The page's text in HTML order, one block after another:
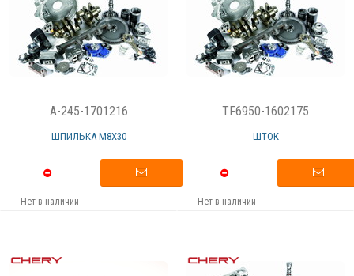
A-245-1701216
ШПИЛЬКА М8Х30
Нет в наличии
TF6950-1602175
ШТОК
Нет в наличии